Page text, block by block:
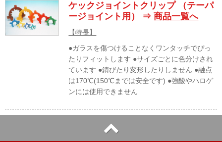
ケックジョイントクリップ （テーパ
ージョイント用） ⇒商品一覧へ
【特長】
●ガラスを傷つけることなくワンタッチでぴっ
たりフィットします ●サイズごとに色分けされ
ています ●錆びたり変形したりしません ●融点
は170℃(150℃までは安全です) ●強酸やハロゲ
ンには使用できません